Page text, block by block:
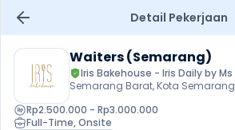
Detail Pekerjaan
Waiters (Semarang)
Iris Bakehouse - Iris Daily by Ms
Semarang Barat, Kota Semarang
Rp2.500.000 - Rp3.000.000
Full-Time, Onsite